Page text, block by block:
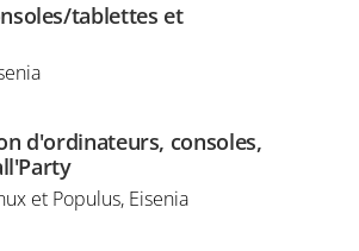
tablettes et
d'ordinateurs, consoles,
et Populus, Eisenia